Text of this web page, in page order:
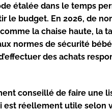
étalée dans le temps
le budget. En 2026, de
la chaise haute, la
normes de sécurité
des achats
conseillé de faire une
est réellement utile selon